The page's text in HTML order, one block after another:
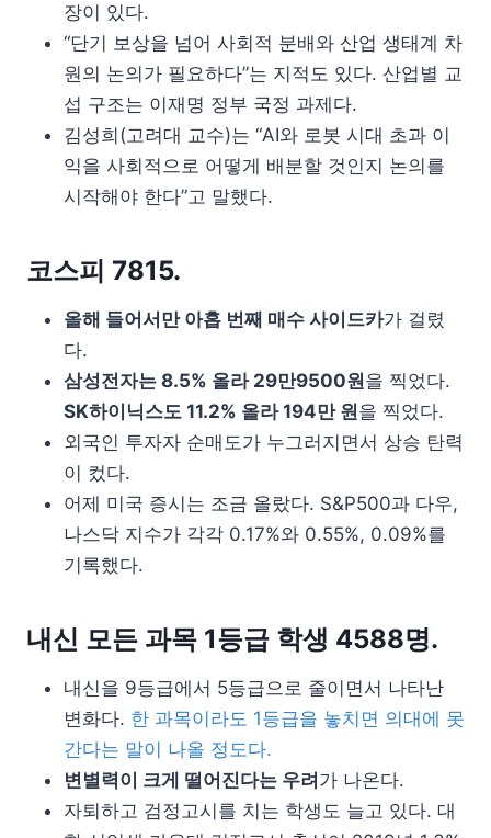
장이 있다.
“단기 보상을 넘어 사회적 분배와 산업 생태계 차
원의 논의가 필요하다”는 지적도 있다. 산업별 교
섭 구조는 이재명 정부 국정 과제다.
김성희(고려대 교수)는 “AI와 로봇 시대 초과 이
익을 사회적으로 어떻게 배분할 것인지 논의를
시작해야 한다”고 말했다.
코스피 7815.
올해 들어서만 아홉 번째 매수 사이드카가 걸렸
다.
삼성전자는 8.5% 올라 29만9500원을 찍었다.
SK하이닉스도 11.2% 올라 194만 원을 찍었다.
외국인 투자자 순매도가 누그러지면서 상승 탄력
이 컸다.
어제 미국 증시는 조금 올랐다. S&P500과 다우,
나스닥 지수가 각각 0.17%와 0.55%, 0.09%를
기록했다.
내신 모든 과목 1등급 학생 4588명.
내신을 9등급에서 5등급으로 줄이면서 나타난
변화다. 한 과목이라도 1등급을 놓치면 의대에 못
간다는 말이 나올 정도다.
변별력이 크게 떨어진다는 우려 가 나온다.
자퇴하고 검정고시를 치는 학생도 늘고 있다. 대